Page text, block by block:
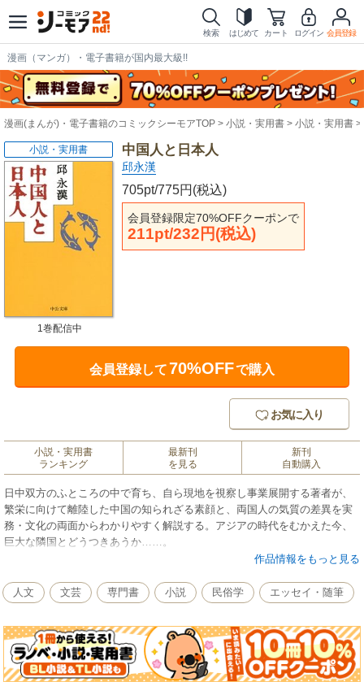
検索 はじめて カート ログイン 会員登録
漫画（マンガ）・電子書籍が国内最大級!!
漫画(まんが)・電子書籍のコミックシーモアTOP 小説・実用書 小説・実用書
中国人と日本人
邱永漢
705pt/775円(税込)
会員登録限定70%OFFクーポンで
211pt/232円(税込)
小説・実用書
1巻配信中
会員登録して70%OFFで購入
お気に入り
小説・実用書
ランキング
最新刊
を見る
新刊
自動購入
日中双方のふところの中で育ち、自ら現地を視察し事業展開する著者が、
繁栄に向けて離陸した中国の知られざる素顔と、両国人の気質の差異を実
務・文化の両面からわかりやすく解説する。アジアの時代をむかえた今、
巨大な隣国とどうつきあうか……。
作品情報をもっと見る
人文 文芸 専門書 小説 民俗学 エッセイ・随筆